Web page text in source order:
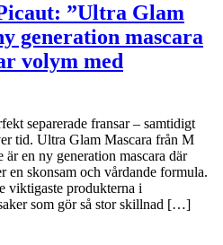
”Ultra Glam
generation mascara
volym med
separerade fransar – samtidigt
tid. Ultra Glam Mascara från M
en ny generation mascara där
en skonsam och vårdande formula.
viktigaste produkterna i
som gör så stor skillnad […]